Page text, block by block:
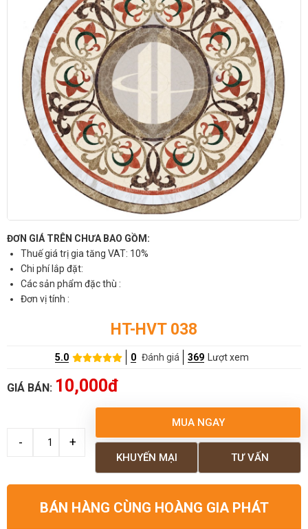
ĐƠN GIÁ TRÊN CHƯA BAO GỒM:
Thuế giá trị gia tăng VAT: 10%
Chi phí lắp đặt:
Các sản phẩm đặc thù :
Đơn vị tính :
HT-HVT 038
5.0 0 Đánh giá 369 Lượt xem
GIÁ BÁN: 10,000đ
MUA NGAY
TƯ VẤN
KHUYẾN MẠI
BÁN HÀNG CÙNG HOÀNG GIA PHÁT